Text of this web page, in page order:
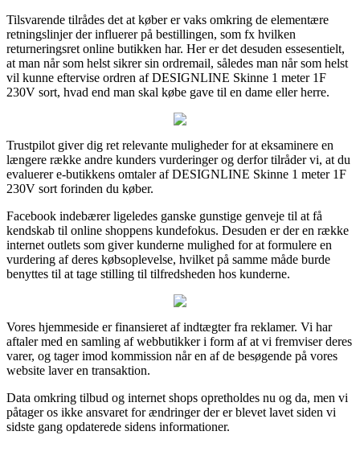
Tilsvarende tilrådes det at køber er vaks omkring de elementære
retningslinjer der influerer på bestillingen, som fx hvilken
returneringsret online butikken har. Her er det desuden essesentielt,
at man når som helst sikrer sin ordremail, således man når som helst
vil kunne eftervise ordren af DESIGNLINE Skinne 1 meter 1F
230V sort, hvad end man skal købe gave til en dame eller herre.
Trustpilot giver dig ret relevante muligheder for at eksaminere en
længere række andre kunders vurderinger og derfor tilråder vi, at du
evaluerer e-butikkens omtaler af DESIGNLINE Skinne 1 meter 1F
230V sort forinden du køber.
Facebook indebærer ligeledes ganske gunstige genveje til at få
kendskab til online shoppens kundefokus. Desuden er der en række
internet outlets som giver kunderne mulighed for at formulere en
vurdering af deres købsoplevelse, hvilket på samme måde burde
benyttes til at tage stilling til tilfredsheden hos kunderne.
Vores hjemmeside er finansieret af indtægter fra reklamer. Vi har
aftaler med en samling af webbutikker i form af at vi fremviser deres
varer, og tager imod kommission når en af de besøgende på vores
website laver en transaktion.
Data omkring tilbud og internet shops opretholdes nu og da, men vi
påtager os ikke ansvaret for ændringer der er blevet lavet siden vi
sidste gang opdaterede sidens informationer.